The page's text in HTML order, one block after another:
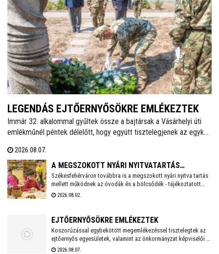
LEGENDÁS EJTŐERNYŐSÖKRE EMLÉKEZTEK
Immár 32. alkalommal gyűltek össze a bajtársak a Vásárhelyi úti
emlékműnél péntek délelőtt, hogy együtt tisztelegjenek az egykori
Veterán Repülők és Ejtőernyősök Fejér Megyei Egyesülete ezzel a
rendezvénnyel őrzi az a második világháború után újjászervezett,
1951-től 1954-ig Székesfehérváron ismertté vált ejtőernyős
alakulat emlékét.
2026.08.07.
A MEGSZOKOTT NYÁRI NYITVATARTÁS
MELLETT MŰKÖDNEK A FEHÉRVÁRI ÓVODÁK ÉS
BÖLCSŐDÉK
Székesfehérváron továbbra is a megszokott nyári nyitva tartás
mellett működnek az óvodák és a bölcsődék - tájékoztatott
közösségi oldalán a város polgármestere. Hétfőtől is tehát a
2026.08.02.
EJTŐERNYŐSÖKRE EMLÉKEZTEK
Koszorúzással egybekötött megemlékezéssel tisztelegtek az
ejtőernyős egyesületek, valamint az önkormányzat képviselői a
Repülős és Ejtőernyős Emlékműnél. A jelenlévők a 62. Önálló
2026.08.07.